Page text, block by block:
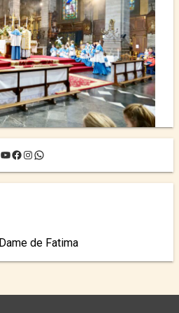
YouTube
Facebook
Instagram
WhatsApp
de Fatima